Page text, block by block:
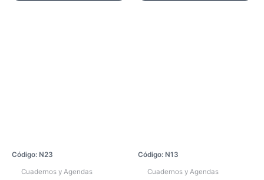
Código: N23
Cuadernos y Agendas
Código: N13
Cuadernos y Agendas